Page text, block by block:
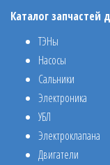
Каталог
ТЭНы
Насосы
Сальники
Электроника
УБЛ
Электроклапана
Двигатели